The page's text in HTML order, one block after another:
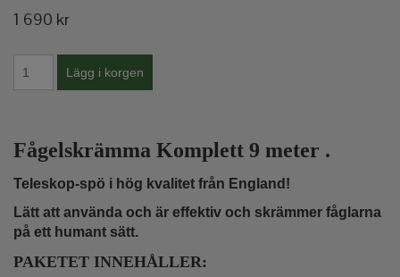
1 690 kr
Fågelskrämma Komplett 9 meter .
Teleskop-spö i hög kvalitet från England!
Lätt att använda och är effektiv och skrämmer fåglarna
på ett humant sätt.
PAKETET INNEHÅLLER: